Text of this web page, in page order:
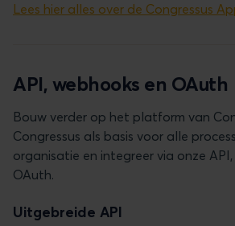
Lees hier alles over de Congressus
API, webhooks en OAuth
Bouw verder op het platform van
Congressus als basis voor alle
organisatie en integreer via onze
OAuth.
Uitgebreide API